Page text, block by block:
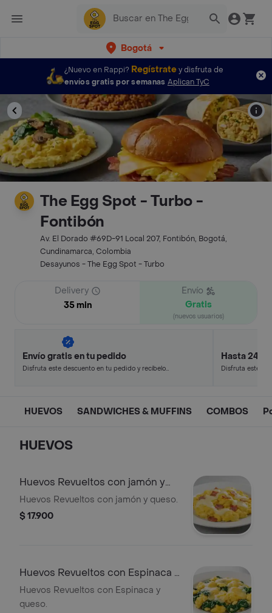
Bogotá
¿Nuevo en Rappi? Regístratey disfruta de
envíos gratis por semanas Aplican TyC
The Egg Spot - Turbo -
Fontibón
Av. El Dorado #69D-91 Local 207, Fontibón, Bogotá,
Cundinamarca, Colombia
Desayunos - The Egg Spot - Turbo
Delivery
35 min
Envío
Gratis
(nuevos usuarios)
Envío gratis en tu pedido
Disfruta este descuento en tu pedido y recíbelo
Hasta 24%
Disfruta este
HUEVOS SANDWICHES & MUFFINS COMBOS
HUEVOS
Huevos Revueltos con jamón y
queso.
Huevos Revueltos con jamón y queso.
$ 17.900
Huevos Revueltos con Espinaca y
queso.
Huevos Revueltos con Espinaca y
queso.